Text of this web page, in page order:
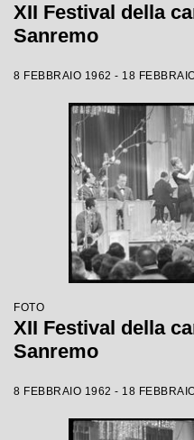
XII Festival della
Sanremo
8 FEBBRAIO 1962 - 18
FOTO
XII Festival della
Sanremo
8 FEBBRAIO 1962 - 18